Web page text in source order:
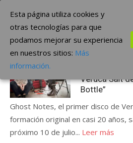
contenido
The Borderline Music
Etiqueta:“Empty Bottle”
Veruca Salt
Bottle”
Ghost Notes, el primer disco de
formación original en casi 20 años,
próximo 10 de julio... Leer más
Esta página utiliza cookies y
otras tecnologías para que
podamos mejorar su experiencia
en nuestros sitios: Más
información.